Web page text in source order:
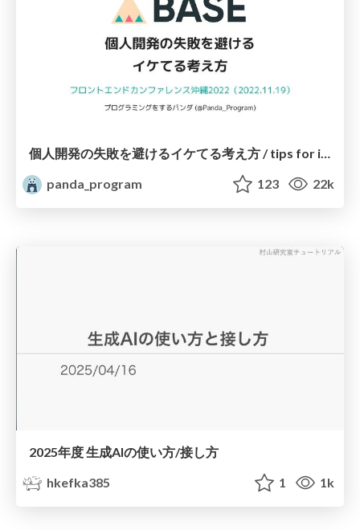
個人開発の失敗を避けるイケてる考え方 / tips for indie hackers
panda_program
123 22k
2025年度 生成AIの使い方/接し方
hkefka385
1 1k